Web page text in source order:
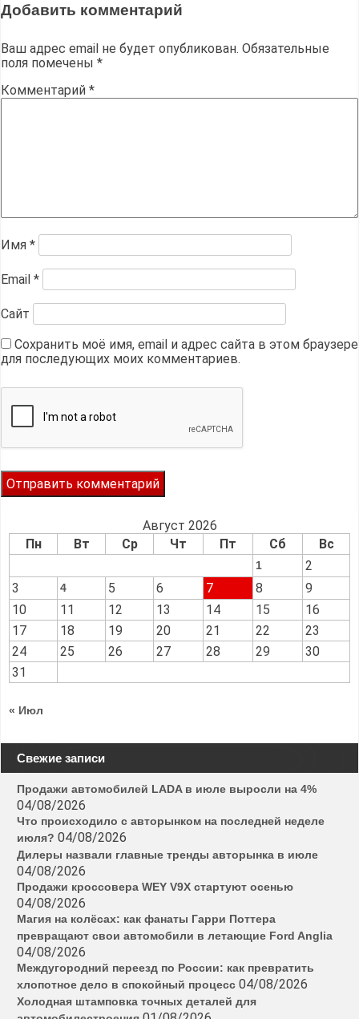
Добавить комментарий
Ваш адрес email не будет опубликован. Обязательные
поля помечены *
Комментарий *
Имя *
Email *
Сайт
Сохранить моё имя, email и адрес сайта в этом браузере
для последующих моих комментариев.
Август 2026
Пн
Вт Ср Чт Пт Сб Вс
1
2
3
4 5 6 7 8
9
10
11 12 13 14 15
16
17
18 19 20 21 22
23
24
25 26 27 28 29
30
31
« Июл
Свежие записи
Продажи автомобилей LADA в июле выросли на 4%
04/08/2026
Что происходило с авторынком на последней неделе
июля? 04/08/2026
Дилеры назвали главные тренды авторынка в июле
04/08/2026
Продажи кроссовера WEY V9X стартуют осенью
04/08/2026
Магия на колёсах: как фанаты Гарри Поттера
превращают свои автомобили в летающие Ford Anglia
04/08/2026
Междугородний переезд по России: как превратить
хлопотное дело в спокойный процесс 04/08/2026
Холодная штамповка точных деталей для